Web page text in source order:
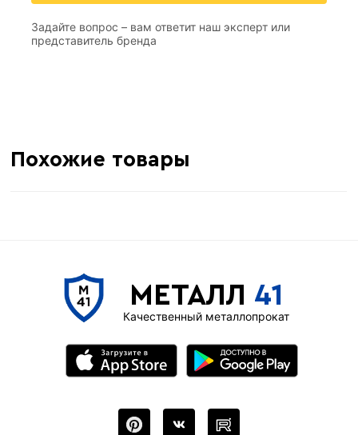
2 м
толщина 0,5 мм
Задайте вопрос – вам ответит наш эксперт или
представитель бренда
Похожие товары
МЕТАЛЛ 41
Качественный металлопрокат